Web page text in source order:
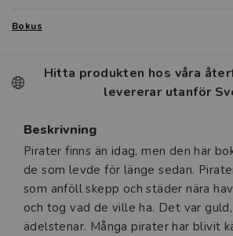
Bokus
Hitta produkten hos våra
levererar utanför
Beskrivning
Beskrivning
Pirater finns än idag, men den här
de som levde för länge sedan.
som anföll skepp och städer nära
och tog vad de ville ha. Det var
ädelstenar. Många pirater har blivit